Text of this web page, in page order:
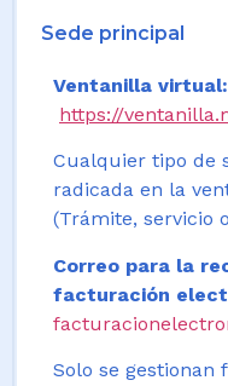
Sede principal
Ventanilla virtual:
https://
Cualquier tipo de
radicada en la
(Trámite, servicio o
Correo para la
facturación
Solo se gestionan